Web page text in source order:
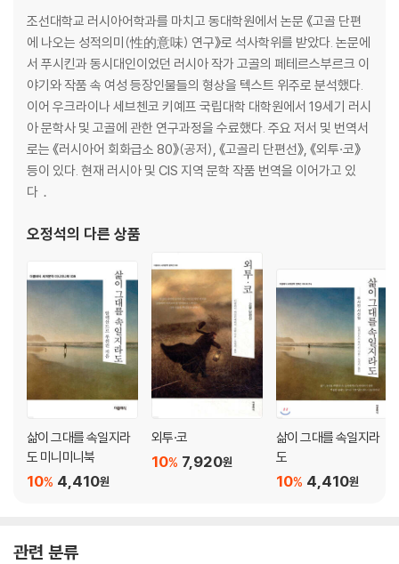
조선대학교 러시아어학과를 마치고 동대학원에서 논문 《고골 단편
에 나오는 성적의미(性的意味) 연구》로 석사학위를 받았다. 논문에
서 푸시킨과 동시대인이었던 러시아 작가 고골의 페테르스부르크 이
야기와 작품 속 여성 등장인물들의 형상을 텍스트 위주로 분석했다.
이어 우크라이나 세브첸코 키예프 국립대학 대학원에서 19세기 러시
아 문학사 및 고골에 관한 연구과정을 수료했다. 주요 저서 및 번역서
로는 《러시아어 회화급소 80》(공저), 《고골리 단편선》, 《외투·코》
등이 있다. 현재 러시아 및 CIS 지역 문학 작품 번역을 이어가고 있
다．
오정석의 다른 상품
삶이 그대를 속일지라
도 미니미니북
4,410원
10%
외투·코
7,920원
10%
삶이 그대를 속일지라
도
4,410원
10%
관련 분류